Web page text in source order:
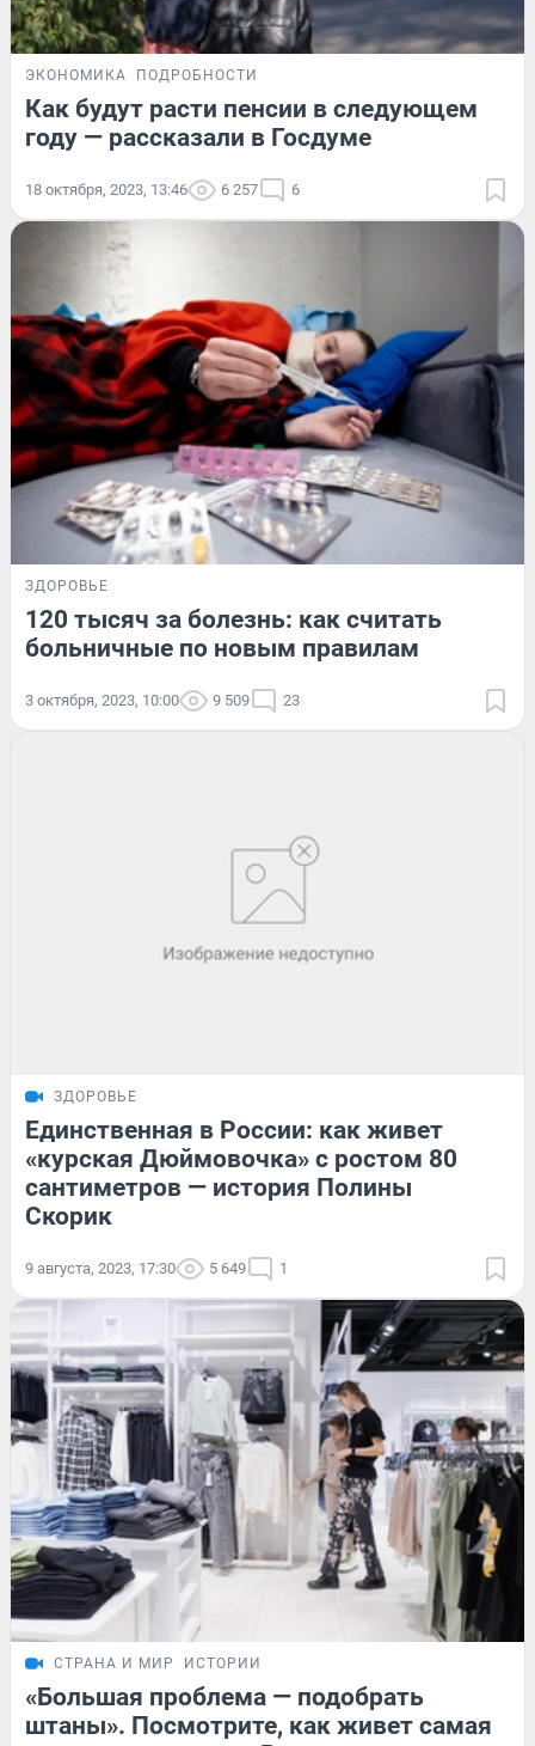
ЭКОНОМИКА ПОДРОБНОСТИ
Как будут расти пенсии в следующем
году — рассказали в Госдуме
18 октября, 2023, 13:46 6 257 6
ЗДОРОВЬЕ
120 тысяч за болезнь: как считать
больничные по новым правилам
3 октября, 2023, 10:00 9 509 23
ЗДОРОВЬЕ
Единственная в России: как живет
«курская Дюймовочка» с ростом 80
сантиметров — история Полины
Скорик
9 августа, 2023, 17:30 5 649 1
СТРАНА И МИР ИСТОРИИ
«Большая проблема — подобрать
штаны». Посмотрите, как живет самая